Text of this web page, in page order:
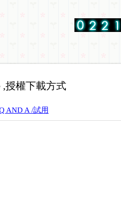
授權下載方式
AND A /試用